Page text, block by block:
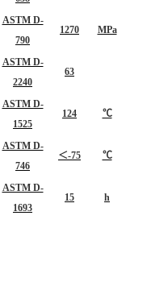
ASTM D-
790
1270 MPa
ASTM D-
2240
63
ASTM D-
1525
124 ℃
ASTM D-
746
＜-75 ℃
ASTM D-
1693
15 h